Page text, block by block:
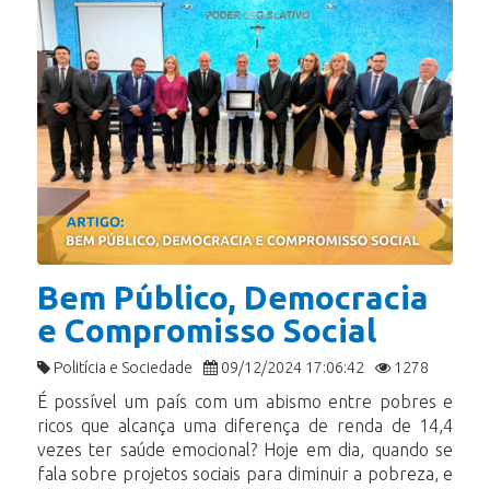
Bem Público, Democracia
e Compromisso Social
Politícia e Sociedade 09/12/2024 17:06:42 1278
É possível um país com um abismo entre pobres e
ricos que alcança uma diferença de renda de 14,4
vezes ter saúde emocional? Hoje em dia, quando se
fala sobre projetos sociais para diminuir a pobreza, e